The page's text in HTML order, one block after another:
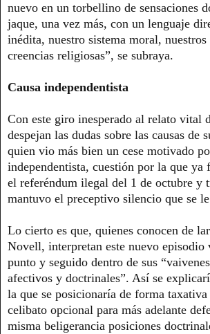
nuevo en un torbellino de sensaciones
jaque, una vez más, con un lenguaje
inédita, nuestro sistema moral,
creencias religiosas”, se subraya.
Causa independentista
Con este giro inesperado al relato vital
despejan las dudas sobre las causas de
quien vio más bien un cese motivado
independentista, cuestión por la que ya
el referéndum ilegal del 1 de octubre y
mantuvo el preceptivo silencio que se
Lo cierto es que, quienes conocen de
Novell, interpretan este nuevo episodio
punto y seguido dentro de sus
afectivos y doctrinales”. Así se
la que se posicionaría de forma
celibato opcional para más adelante
misma beligerancia posiciones